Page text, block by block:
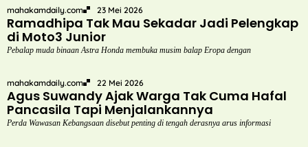
mahakamdaily.com 23 Mei 2026
Ramadhipa Tak Mau Sekadar Jadi Pelengkap
di Moto3 Junior
Pebalap muda binaan Astra Honda membuka musim balap Eropa dengan
mahakamdaily.com 22 Mei 2026
Agus Suwandy Ajak Warga Tak Cuma Hafal
Pancasila Tapi Menjalankannya
Perda Wawasan Kebangsaan disebut penting di tengah derasnya arus informasi